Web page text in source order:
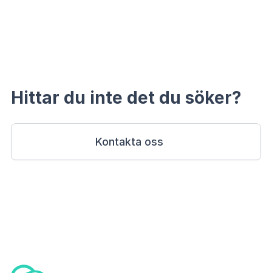
Hittar du inte det du söker?
Kontakta oss